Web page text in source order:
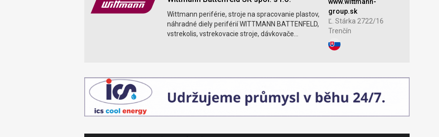
Wittmann periférie, stroje na spracovanie plastov,
náhradné diely periférií WITTMANN BATTENFELD,
vstrekolis, vstrekovacie stroje, dávkovače...
group.sk
Ľ. Stárka 2722/16
Trenčín